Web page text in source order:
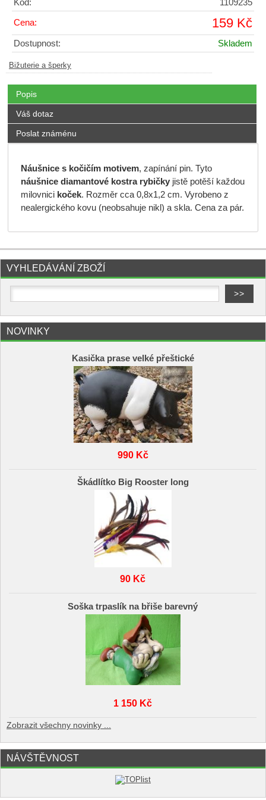
Kód: 1109235
Cena: 159 Kč
Dostupnost: Skladem
Bižuterie a šperky
Popis
Váš dotaz
Poslat známénu
Náušnice s kočičím motivem, zapínání pin. Tyto
náušnice diamantové kostra rybičkyjistě potěší každou
milovnici koček. Rozměr cca 0,8x1,2 cm. Vyrobeno z
nealergického kovu (neobsahuje nikl) a skla. Cena za pár.
VYHLEDÁVÁNÍ ZBOŽÍ
NOVINKY
Kasička prase velké přeštické
990 Kč
Škádlítko Big Rooster long
90 Kč
Soška trpaslík na břiše barevný
1 150 Kč
Zobrazit všechny novinky ...
NÁVŠTĚVNOST